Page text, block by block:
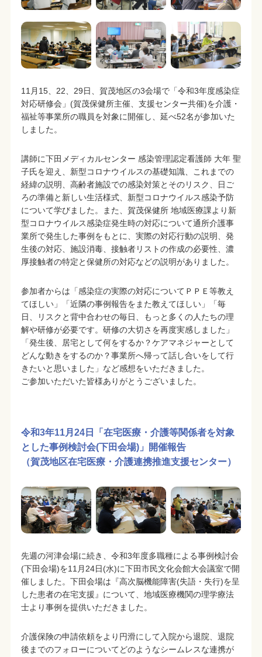
11月15、22、29日、賀茂地区の3会場で「令和3年度感染症
対応研修会」(賀茂保健所主催、支援センター共催)を介護・
福祉等事業所の職員を対象に開催し、延べ52名が参加いた
しました。
講師に下田メディカルセンター 感染管理認定看護師 大年 聖
子氏を迎え、新型コロナウイルスの基礎知識、これまでの
経緯の説明、高齢者施設での感染対策とそのリスク、日ご
ろの準備と新しい生活様式、新型コロナウイルス感染予防
について学びました。また、賀茂保健所 地域医療課より新
型コロナウイルス感染症発生時の対応について通所介護事
業所で発生した事例をもとに、実際の対応行動の説明、発
生後の対応、施設消毒、接触者リストの作成の必要性、濃
厚接触者の特定と保健所の対応などの説明がありました。
参加者からは「感染症の実際の対応についてＰＰＥ等教え
てほしい」「近隣の事例報告をまた教えてほしい」「毎
日、リスクと背中合わせの毎日、もっと多くの人たちの理
解や研修が必要です。研修の大切さを再度実感しました」
「発生後、居宅として何をするか？ケアマネジャーとして
どんな動きをするのか？事業所へ帰って話し合いをして行
きたいと思いました」など感想をいただきました。
ご参加いただいた皆様ありがとうございました。
令和3年11月24日「在宅医療・介護等関係者を対象
とした事例検討会(下田会場)」開催報告
（賀茂地区在宅医療・介護連携推進支援センター）
先週の河津会場に続き、令和3年度多職種による事例検討会
(下田会場)を11月24日(水)に下田市民文化会館大会議室で開
催しました。下田会場は『高次脳機能障害(失語・失行)を呈
した患者の在宅支援』について、地域医療機関の理学療法
士より事例を提供いただきました。
介護保険の申請依頼をより円滑にして入院から退院、退院
後までのフォローについてどのようなシームレスな連携が